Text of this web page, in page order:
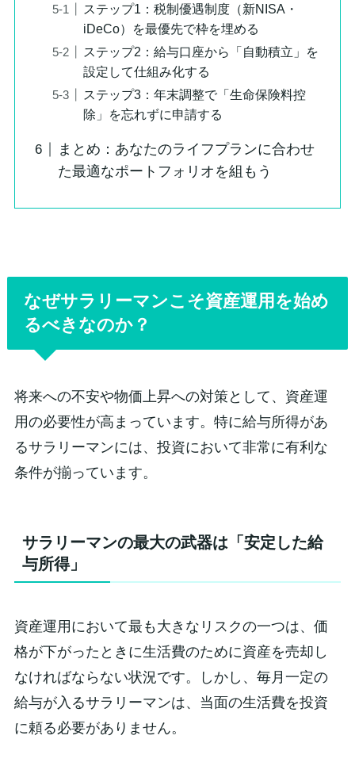
ステップ1：税制優遇制度（新NISA・
iDeCo）を最優先で枠を埋める
ステップ2：給与口座から「自動積立」を
設定して仕組み化する
ステップ3：年末調整で「生命保険料控
除」を忘れずに申請する
まとめ：あなたのライフプランに合わせ
た最適なポートフォリオを組もう
なぜサラリーマンこそ資産運用を始め
るべきなのか？
将来への不安や物価上昇への対策として、資産運
用の必要性が高まっています。特に給与所得があ
るサラリーマンには、投資において非常に有利な
条件が揃っています。
サラリーマンの最大の武器は「安定した給
与所得」
資産運用において最も大きなリスクの一つは、価
格が下がったときに生活費のために資産を売却し
なければならない状況です。しかし、毎月一定の
給与が入るサラリーマンは、当面の生活費を投資
に頼る必要がありません。